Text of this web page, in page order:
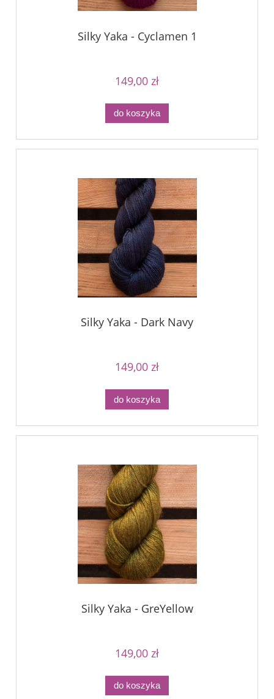
Silky Yaka - Cyclamen 1
149,00 zł
do koszyka
Silky Yaka - Dark Navy
149,00 zł
do koszyka
Silky Yaka - GreYellow
149,00 zł
do koszyka